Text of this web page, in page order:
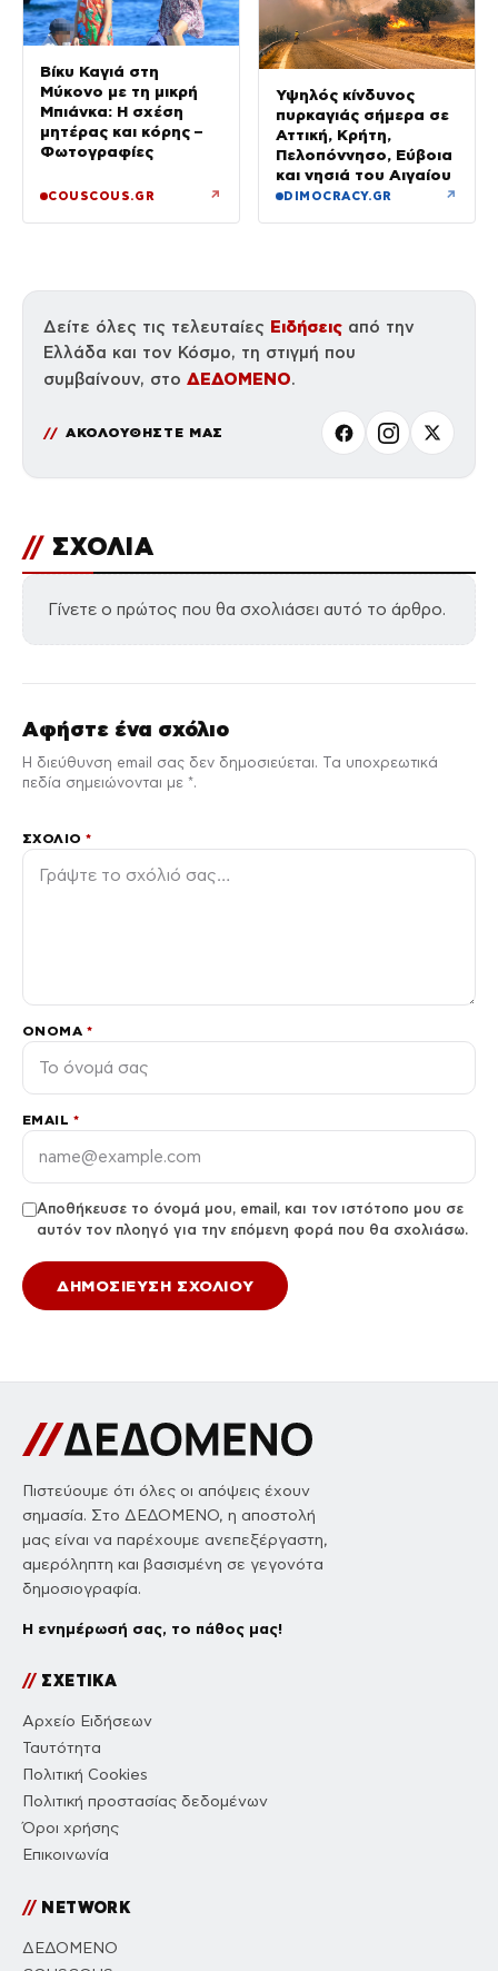
Βίκυ Καγιά στη
Μύκονο με τη μικρή
Μπιάνκα: Η σχέση
μητέρας και κόρης –
Φωτογραφίες
COUSCOUS.GR ↗
Υψηλός κίνδυνος
πυρκαγιάς σήμερα σε
Αττική, Κρήτη,
Πελοπόννησο, Εύβοια
και νησιά του Αιγαίου
DIMOCRACY.GR ↗
Δείτε όλες τις τελευταίες Ειδήσεις από την
Ελλάδα και τον Κόσμο, τη στιγμή που
συμβαίνουν, στο ΔΕΔΟΜΕΝΟ.
ΑΚΟΛΟΥΘΗΣΤΕ ΜΑΣ
// ΣΧΟΛΙΑ
Γίνετε ο πρώτος που θα σχολιάσει αυτό το άρθρο.
Αφήστε ένα σχόλιο
Η διεύθυνση email σας δεν δημοσιεύεται. Τα υποχρεωτικά
πεδία σημειώνονται με *.
ΣΧΌΛΙΟ*
ΌΝΟΜΑ *
EMAIL *
Αποθήκευσε το όνομά μου, email, και τον ιστότοπο μου σε
αυτόν τον πλοηγό για την επόμενη φορά που θα σχολιάσω.
Πιστεύουμε ότι όλες οι απόψεις έχουν
σημασία. Στο ΔΕΔΟΜΕΝΟ, η αποστολή
μας είναι να παρέχουμε ανεπεξέργαστη,
αμερόληπτη και βασισμένη σε γεγονότα
δημοσιογραφία.
Η ενημέρωσή σας, το πάθος μας!
//ΣΧΕΤΙΚΑ
Αρχείο Ειδήσεων
Ταυτότητα
Πολιτική Cookies
Πολιτική προστασίας δεδομένων
Όροι χρήσης
Επικοινωνία
//NETWORK
ΔΕΔΟΜΕΝΟ